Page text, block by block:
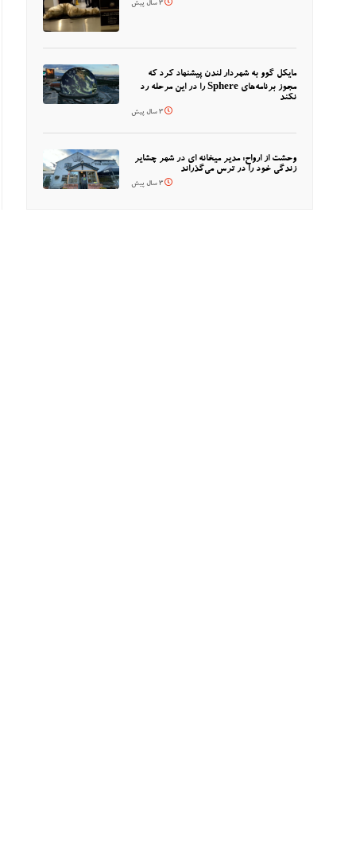
3 سال پیش
مایکل گوو به شهردار لندن پیشنهاد کرد که
مجوز برنامه‌های Sphere را در این مرحله رد
نکند
3 سال پیش
وحشت از ارواح: مدیر میخانه ای در شهر چشایر
زندگی خود را در ترس می‌گذراند
3 سال پیش